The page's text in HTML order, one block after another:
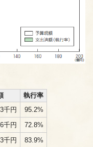
執行率
千円
95.2%
千円
72.8%
千円
83.9%